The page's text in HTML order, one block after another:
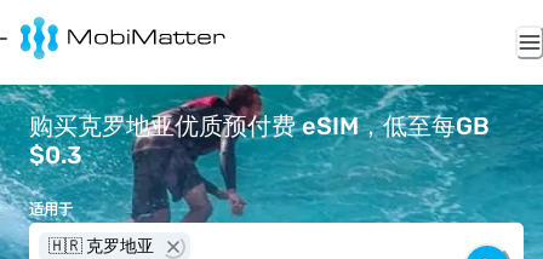
购买克罗地亚优质预付费 eSIM，低至每GB
$0.3
适用于
🇭🇷 克罗地亚